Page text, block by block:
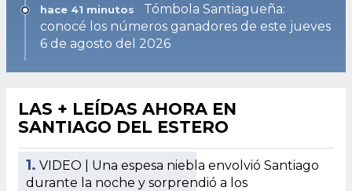
hace 41 minutos
Tómbola Santiagueña:
conocé los números ganadores de este jueves
6 de agosto del 2026
LAS + LEÍDAS AHORA EN
SANTIAGO DEL ESTERO
1. VIDEO | Una espesa niebla envolvió Santiago
durante la noche y sorprendió a los